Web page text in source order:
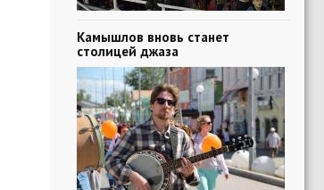
Камышлов вновь станет
столицей джаза